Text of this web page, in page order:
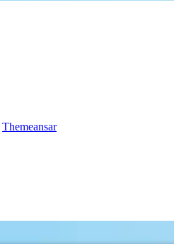
Themeansar